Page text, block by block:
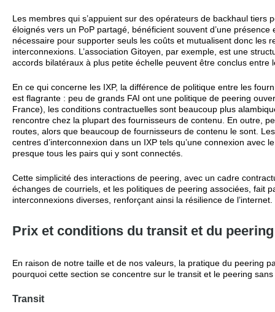
Les membres qui s’appuient sur des opérateurs de backhaul tiers
éloignés vers un PoP partagé, bénéficient souvent d’une
nécessaire pour supporter seuls les coûts et mutualisent donc les
interconnexions. L’association Gitoyen, par exemple, est une
accords bilatéraux à plus petite échelle peuvent être conclus entre
En ce qui concerne les IXP, la différence de politique entre les
est flagrante : peu de grands FAI ont une politique de peering
France), les conditions contractuelles sont beaucoup plus
rencontre chez la plupart des fournisseurs de contenu. En outre,
routes, alors que beaucoup de fournisseurs de contenu le sont.
centres d’interconnexion dans un IXP tels qu’une connexion avec
presque tous les pairs qui y sont connectés.
Cette simplicité des interactions de peering, avec un cadre
échanges de courriels, et les politiques de peering associées, fait
interconnexions diverses, renforçant ainsi la résilience de l’internet.
Prix et conditions du transit et du peering
En raison de notre taille et de nos valeurs, la pratique du peering
pourquoi cette section se concentre sur le transit et le peering
Transit